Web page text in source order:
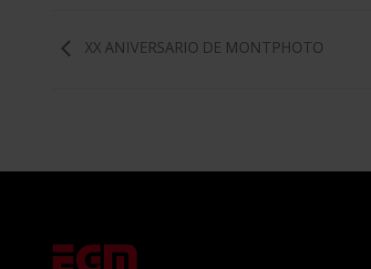
XX ANIVERSARIO DE MONTPHOTO